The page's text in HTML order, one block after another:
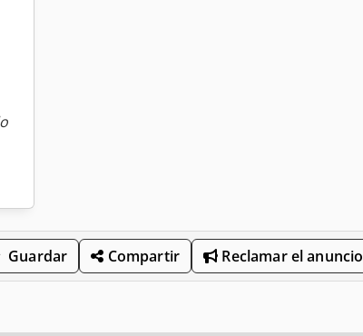
Guardar Compartir Reclamar el anuncio